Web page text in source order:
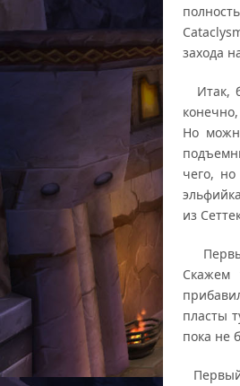
захода
Итак,
Но
чего,
из
Скажем
пласты
пока не